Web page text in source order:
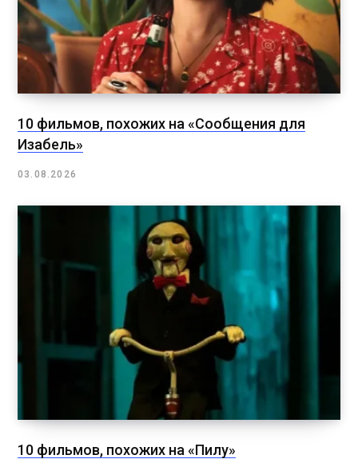
10 фильмов, похожих на «Сообщения для
Изабель»
03.08.2026
10 фильмов, похожих на «Пилу»